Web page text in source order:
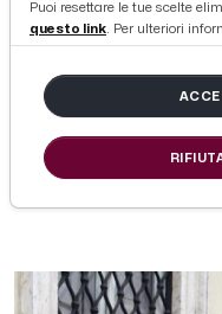
Ascoli
promuove
cistica
di Redazione Picenotime
Puoi resettare le tue scelte
questo link. Per ulteriori